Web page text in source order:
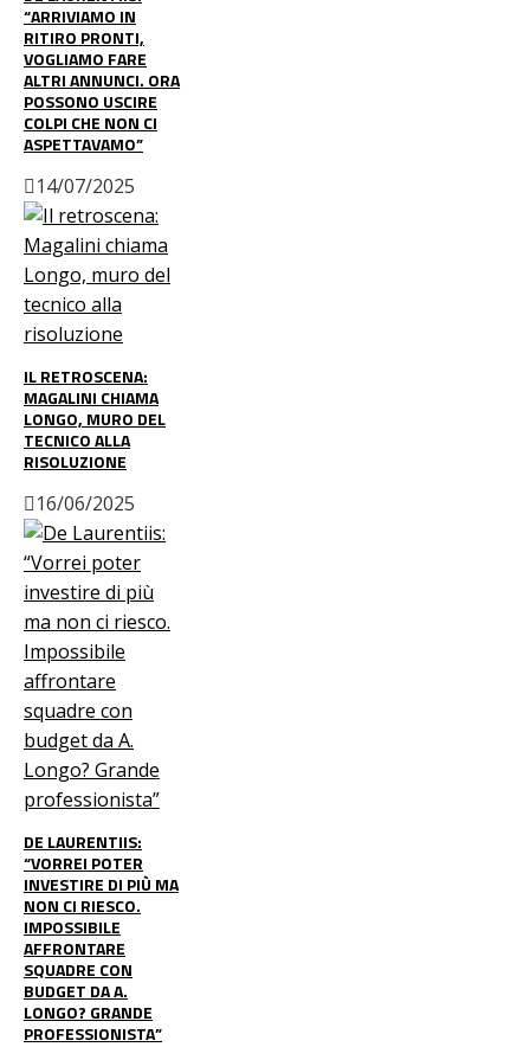
“ARRIVIAMO IN
RITIRO PRONTI,
VOGLIAMO FARE
ALTRI ANNUNCI. ORA
POSSONO USCIRE
COLPI CHE NON CI
ASPETTAVAMO”
14/07/2025
IL RETROSCENA:
MAGALINI CHIAMA
LONGO, MURO DEL
TECNICO ALLA
RISOLUZIONE
16/06/2025
DE LAURENTIIS:
“VORREI POTER
INVESTIRE DI PIÙ MA
NON CI RIESCO.
IMPOSSIBILE
AFFRONTARE
SQUADRE CON
BUDGET DA A.
LONGO? GRANDE
PROFESSIONISTA”